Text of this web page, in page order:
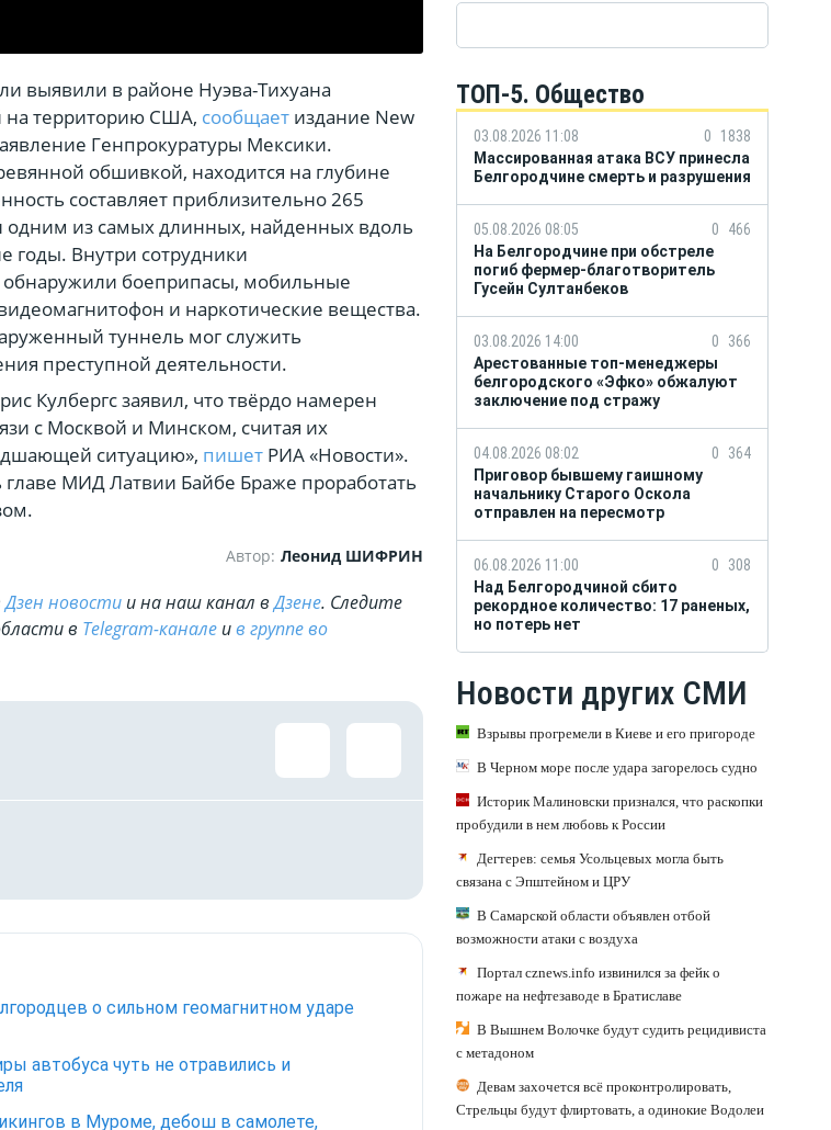
выявили в районе Нуэва-Тихуана
территорию США, сообщает издание New
Генпрокуратуры Мексики.
обшивкой, находится на глубине
составляет приблизительно 265
одним из самых длинных, найденных вдоль
годы. Внутри сотрудники
обнаружили боеприпасы, мобильные
и наркотические вещества.
туннель мог служить
преступной деятельности.
Кулбергс заявил, что твёрдо намерен
с Москвой и Минском, считая их
ситуацию», пишет РИА «Новости».
МИД Латвии Байбе Браже проработать
Автор: Леонид ШИФРИН
Дзен новости и на наш канал вДзене. Cледите
в Telegram-канале ив группе во
о сильном геомагнитном ударе
автобуса чуть не отравились и
в Муроме, дебош в самолете,
ТОП-5. Общество
03.08.2026 11:08 0
1838
Массированная атака ВСУ принесла
Белгородчине смерть и разрушения
05.08.2026 08:05 0
466
На Белгородчине при обстреле
погиб фермер-благотворитель
Гусейн Султанбеков
03.08.2026 14:00 0
366
Арестованные топ-менеджеры
белгородского «Эфко» обжалуют
заключение под стражу
04.08.2026 08:02 0
364
Приговор бывшему гаишному
начальнику Старого Оскола
отправлен на пересмотр
06.08.2026 11:00 0
308
Над Белгородчиной сбито
рекордное количество: 17 раненых,
но потерь нет
Новости других СМИ
Взрывы прогремели в Киеве и его пригороде
В Черном море после удара загорелось судно
Историк Малиновски признался, что раскопки
пробудили в нем любовь к России
Дегтерев: семья Усольцевых могла быть
связана с Эпштейном и ЦРУ
В Самарской области объявлен отбой
возможности атаки с воздуха
Портал cznews.info извинился за фейк о
пожаре на нефтезаводе в Братиславе
В Вышнем Волочке будут судить рецидивиста
с метадоном
Девам захочется всё проконтролировать,
Стрельцы будут флиртовать, а одинокие Водолеи